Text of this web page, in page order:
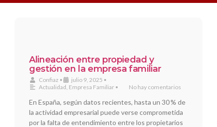
Alineación entre propiedad y
gestión en la empresa familiar
Confiaz • julio 9, 2025 •
Actualidad, Empresa Familiar • No hay comentarios
En España, según datos recientes, hasta un 30 % de
la actividad empresarial puede verse comprometida
por la falta de entendimiento entre los propietarios